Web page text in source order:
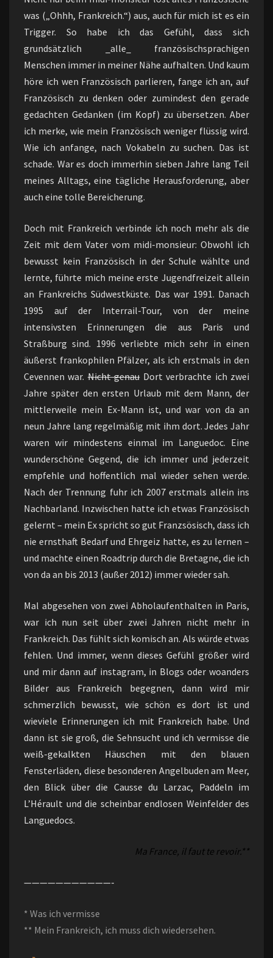
was („Ohhh, Frankreich.“) aus, auch für mich ist es ein
Trigger. So habe ich das Gefühl, dass sich
grundsätzlich _alle_ französischsprachigen
Menschen immer in meiner Nähe aufhalten. Und kaum
höre ich wen Französisch parlieren, fange ich an, auf
Französisch zu denken oder zumindest den gerade
gedachten Gedanken (im Kopf) zu übersetzen. Aber
ich merke, wie mein Französisch weniger flüssig wird.
Wie ich anfange, nach Vokabeln zu suchen. Das ist
schade. War es doch immerhin sieben Jahre lang Teil
meines Alltags, eine tägliche Herausforderung, aber
auch eine tolle Bereicherung.
Doch mit Frankreich verbinde ich noch mehr als die
Zeit mit dem Vater vom midi-monsieur: Obwohl ich
bewusst kein Französisch in der Schule wählte und
lernte, führte mich meine erste Jugendfreizeit allein
an Frankreichs Südwestküste. Das war 1991. Danach
1995 auf der Interrail-Tour, von der meine
intensivsten Erinnerungen die aus Paris und
Straßburg sind. 1996 verliebte mich sehr in einen
äußerst frankophilen Pfälzer, als ich erstmals in den
Cevennen war.Nicht genauDort verbrachte ich zwei
Jahre später den ersten Urlaub mit dem Mann, der
mittlerweile mein Ex-Mann ist, und war von da an
neun Jahre lang regelmäßig mit ihm dort. Jedes Jahr
waren wir mindestens einmal im Languedoc. Eine
wunderschöne Gegend, die ich immer und jederzeit
empfehle und hoffentlich mal wieder sehen werde.
Nach der Trennung fuhr ich 2007 erstmals allein ins
Nachbarland. Inzwischen hatte ich etwas Französisch
gelernt – mein Ex spricht so gut Franzsösisch, dass ich
nie ernsthaft Bedarf und Ehrgeiz hatte, es zu lernen –
und machte einen Roadtrip durch die Bretagne, die ich
von da an bis 2013 (außer 2012) immer wieder sah.
Mal abgesehen von zwei Abholaufenthalten in Paris,
war ich nun seit über zwei Jahren nicht mehr in
Frankreich. Das fühlt sich komisch an. Als würde etwas
fehlen. Und immer, wenn dieses Gefühl größer wird
und mir dann auf instagram, in Blogs oder woanders
Bilder aus Frankreich begegnen, dann wird mir
schmerzlich bewusst, wie schön es dort ist und
wieviele Erinnerungen ich mit Frankreich habe. Und
dann ist sie groß, die Sehnsucht und ich vermisse die
weiß-gekalkten Häuschen mit den blauen
Fensterläden, diese besonderen Angelbuden am Meer,
den Blick über die Causse du Larzac, Paddeln im
L’Hérault und die scheinbar endlosen Weinfelder des
Languedocs.
Ma France, il faut te revoir.**
———————————-
* Was ich vermisse
** Mein Frankreich, ich muss dich wiedersehen.